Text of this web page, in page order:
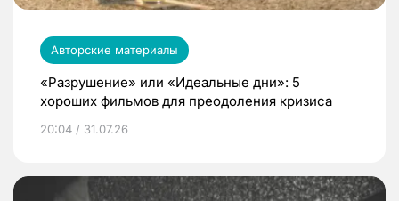
Авторские материалы
«Разрушение» или «Идеальные дни»: 5
хороших фильмов для преодоления кризиса
20:04 / 31.07.26